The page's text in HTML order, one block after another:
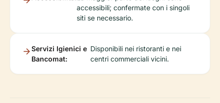
accessibili; confermate con i singoli
siti se necessario.
Servizi Igienici e
Bancomat:
Disponibili nei ristoranti e nei
centri commerciali vicini.